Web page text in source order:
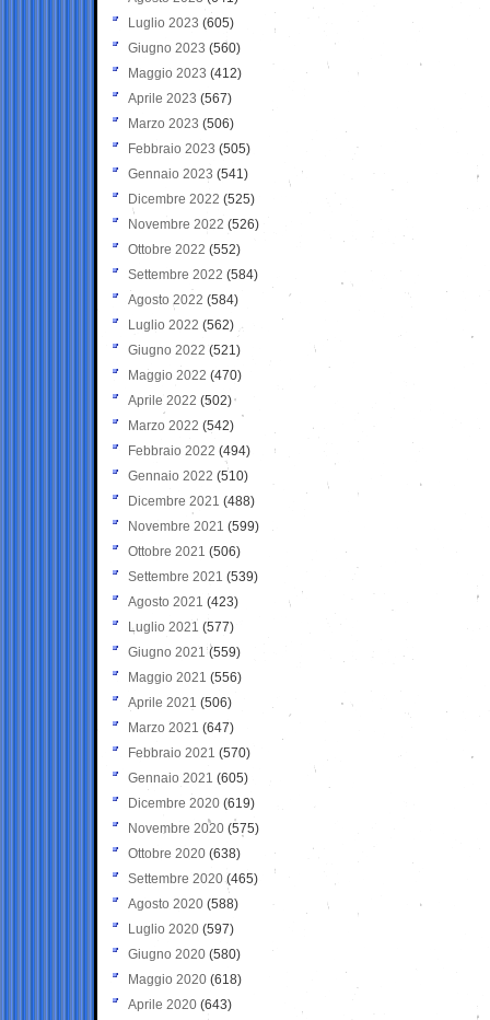
Luglio 2023 (605)
Giugno 2023 (560)
Maggio 2023 (412)
Aprile 2023 (567)
Marzo 2023 (506)
Febbraio 2023 (505)
Gennaio 2023 (541)
Dicembre 2022 (525)
Novembre 2022 (526)
Ottobre 2022 (552)
Settembre 2022 (584)
Agosto 2022 (584)
Luglio 2022 (562)
Giugno 2022 (521)
Maggio 2022 (470)
Aprile 2022 (502)
Marzo 2022 (542)
Febbraio 2022 (494)
Gennaio 2022 (510)
Dicembre 2021 (488)
Novembre 2021 (599)
Ottobre 2021 (506)
Settembre 2021 (539)
Agosto 2021 (423)
Luglio 2021 (577)
Giugno 2021(559)
Maggio 2021 (556)
Aprile 2021 (506)
Marzo 2021 (647)
Febbraio 2021 (570)
Gennaio 2021 (605)
Dicembre 2020 (619)
Novembre 2020 (575)
Ottobre 2020 (638)
Settembre 2020(465)
Agosto 2020 (588)
Luglio 2020 (597)
Giugno 2020 (580)
Maggio 2020 (618)
Aprile 2020 (643)